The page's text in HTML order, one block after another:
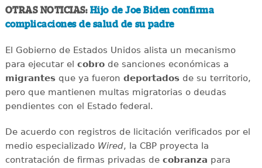
OTRAS NOTICIAS:Hijo de Joe Biden confirma
complicaciones de salud de su padre
El Gobierno de Estados Unidos alista un mecanismo
para ejecutar el cobrode sanciones económicas a
migrantesque ya fueron deportadosde su territorio,
pero que mantienen multas migratorias o deudas
pendientes con el Estado federal.
De acuerdo con registros de licitación verificados por el
medio especializado Wired, la CBP proyecta la
contratación de firmas privadas de cobranza para